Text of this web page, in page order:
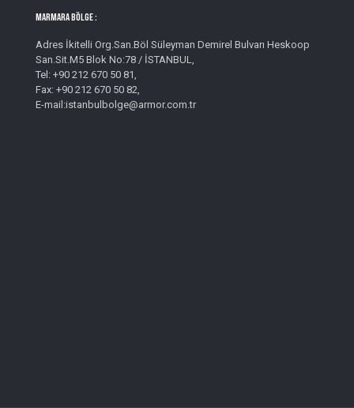
MARMARA BÖLGE :
Adres İkitelli Org.San.Böl Süleyman Demirel Bulvarı Heskoop
San.Sit.M5 Blok No:78 / İSTANBUL,
Tel: +90 212 670 50 81,
Fax: +90 212 670 50 82,
E-mail:istanbulbolge@armor.com.tr